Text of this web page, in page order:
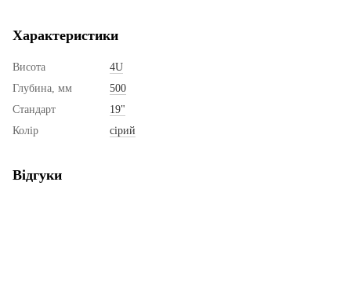
Характеристики
Висота
4U
Глубина, мм
500
Стандарт
19"
Колір
сірий
Відгуки